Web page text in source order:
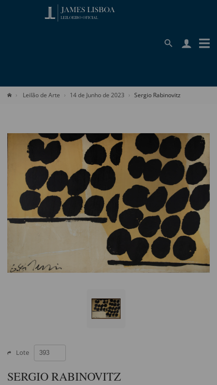
Leilão de Arte 14 de Junho de 2023 Sergio Rabinovitz
Lote
SERGIO RABINOVITZ